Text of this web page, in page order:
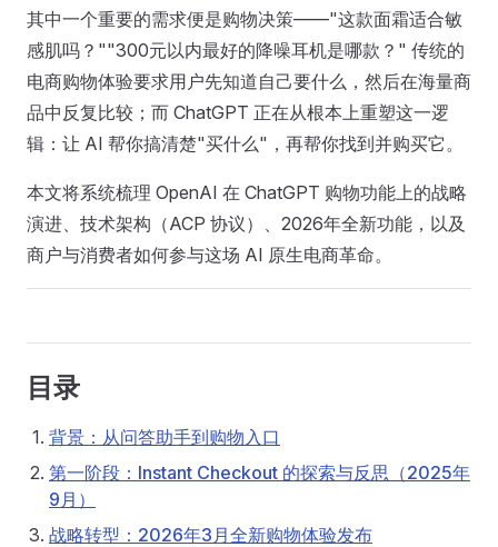
其中一个重要的需求便是购物决策——"这款面霜适合敏
感肌吗？""300元以内最好的降噪耳机是哪款？" 传统的
电商购物体验要求用户先知道自己要什么，然后在海量商
品中反复比较；而 ChatGPT 正在从根本上重塑这一逻
辑：让 AI 帮你搞清楚"买什么"，再帮你找到并购买它。
本文将系统梳理 OpenAI 在 ChatGPT 购物功能上的战略
演进、技术架构（ACP 协议）、2026年全新功能，以及
商户与消费者如何参与这场 AI 原生电商革命。
目录
背景：从问答助手到购物入口
第一阶段：Instant Checkout 的探索与反思（2025年
9月）
战略转型：2026年3月全新购物体验发布